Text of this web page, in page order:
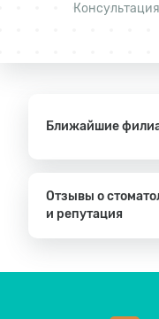
Ближайшие
Отзывы о
и репутация